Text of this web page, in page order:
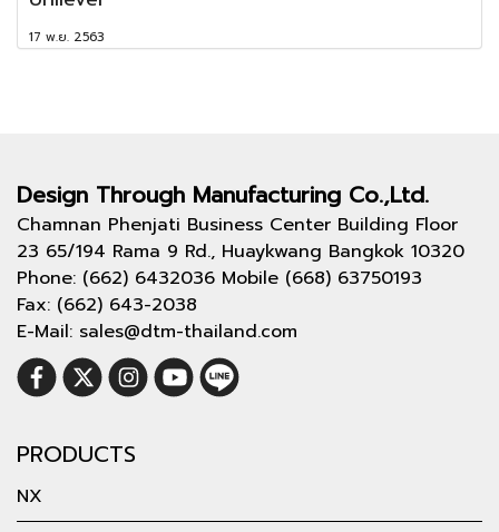
17 พ.ย. 2563
Design Through Manufacturing Co.,Ltd.
Chamnan Phenjati Business Center Building Floor
23 65/194 Rama 9 Rd., Huaykwang Bangkok 10320
Phone: (662) 6432036 Mobile (668) 63750193
Fax: (662) 643-2038
E-Mail: sales@dtm-thailand.com
PRODUCTS
NX